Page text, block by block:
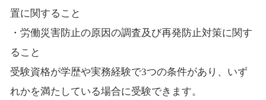
置に関すること
・労働災害防止の原因の調査及び再発防止対策に関す
ること
受験資格が学歴や実務経験で3つの条件があり、いず
れかを満たしている場合に受験できます。